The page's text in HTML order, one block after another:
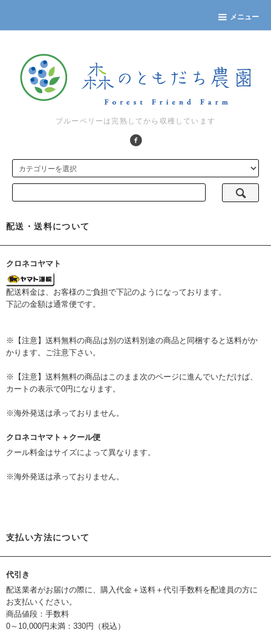
メニュー
ブルーベリーは完熟してから収穫しています
配送・送料について
クロネコヤマト
配送料金は、お客様のご負担で下記のようになっております。
下記の金額は通常便です。
※【注意】送料無料の商品は別の送料別途の商品と同梱すると送料がか
かります。ご注意下さい。
※【注意】送料無料の商品はこのまま次のページに進んでいただけば、
カートの表示で0円になります。
※海外発送は承っておりません。
クロネコヤマト＋クール便
クール料金はサイズによって異なります。
※海外発送は承っておりません。
支払い方法について
代引き
配送業者がお届けの際に、購入代金＋送料＋代引手数料を配達員の方に
お支払いください。
商品値段：手数料
0～10,000円未満：330円（税込）